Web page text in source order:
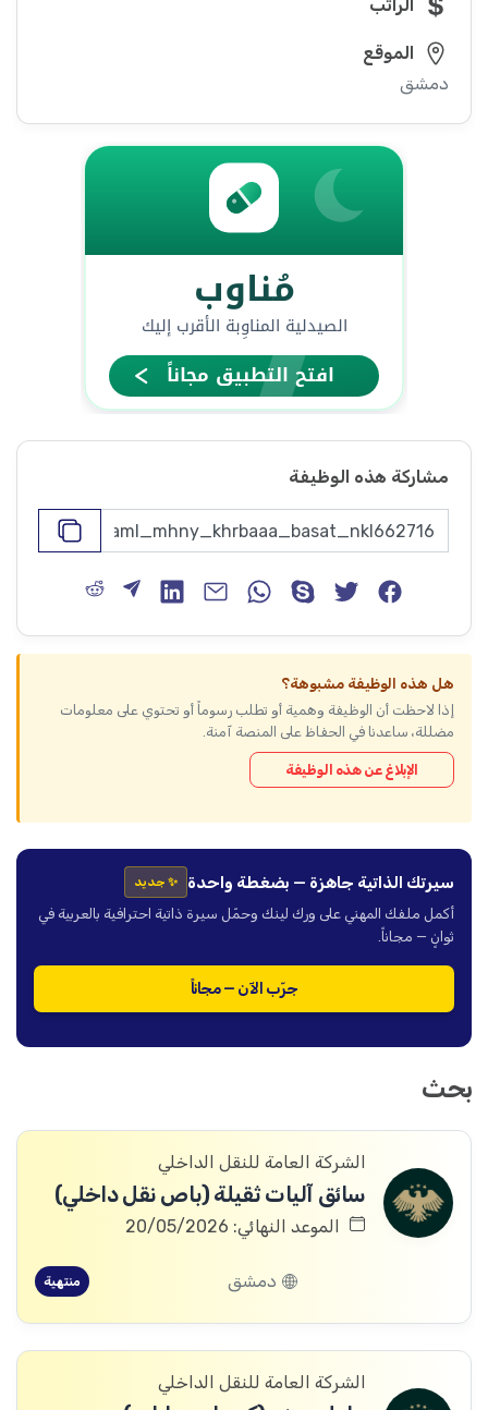
الراتب
الموقع
دمشق
مشاركة هذه الوظيفة
هل هذه الوظيفة مشبوهة؟
إذا لاحظت أن الوظيفة وهمية أو تطلب رسوماً أو تحتوي على معلومات
مضللة، ساعدنا في الحفاظ على المنصة آمنة.
الإبلاغ عن هذه الوظيفة
سيرتك الذاتية جاهزة — بضغطة واحدة ✨ جديد
أكمل ملفك المهني على ورك لينك وحمّل سيرة ذاتية احترافية بالعربية في
ثوانٍ — مجاناً.
جرّب الآن — مجاناً
بحث
الشركة العامة للنقل الداخلي
سائق آليات ثقيلة (باص نقل داخلي)
الموعد النهائي: 20/05/2026
دمشق منتهية
الشركة العامة للنقل الداخلي